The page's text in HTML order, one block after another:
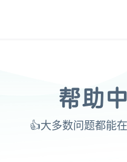
帮助
👍大多数问题都能